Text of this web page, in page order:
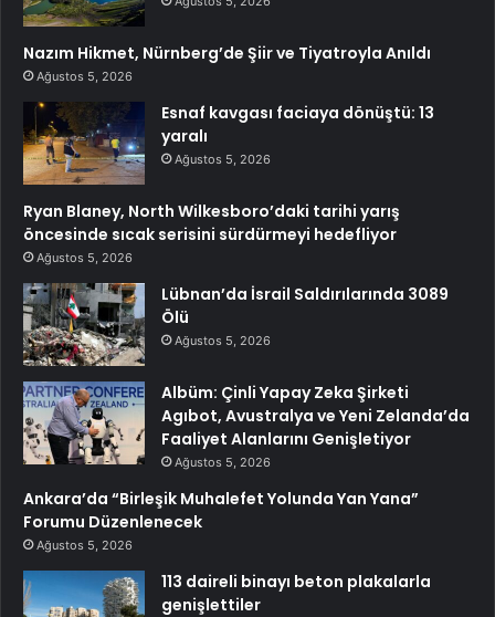
Nazım Hikmet, Nürnberg’de Şiir ve Tiyatroyla Anıldı
Ağustos 5, 2026
Esnaf kavgası faciaya dönüştü: 13
yaralı
Ağustos 5, 2026
Ryan Blaney, North Wilkesboro’daki tarihi yarış
öncesinde sıcak serisini sürdürmeyi hedefliyor
Ağustos 5, 2026
Lübnan’da İsrail Saldırılarında 3089
Ölü
Ağustos 5, 2026
Albüm: Çinli Yapay Zeka Şirketi
Agıbot, Avustralya ve Yeni Zelanda’da
Faaliyet Alanlarını Genişletiyor
Ağustos 5, 2026
Ankara’da “Birleşik Muhalefet Yolunda Yan Yana”
Forumu Düzenlenecek
Ağustos 5, 2026
113 daireli binayı beton plakalarla
genişlettiler